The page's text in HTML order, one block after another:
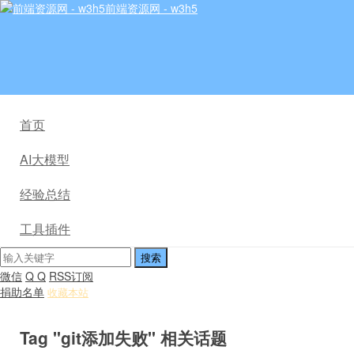
前端资源网 - w3h5
首页
AI大模型
经验总结
工具插件
微信 Q Q RSS订阅
捐助名单 收藏本站
Tag "git添加失败" 相关话题